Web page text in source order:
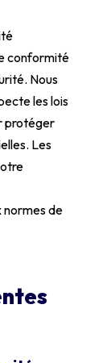
conformité
Nous
les lois
protéger
Les
de